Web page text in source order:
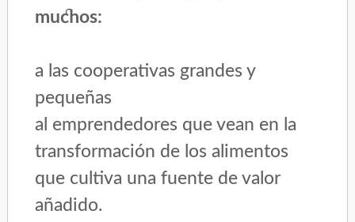
muchos:
a las cooperativas grandes y
pequeñas
al emprendedores que vean en la
transformación de los alimentos
que cultiva una fuente de valor
añadido.